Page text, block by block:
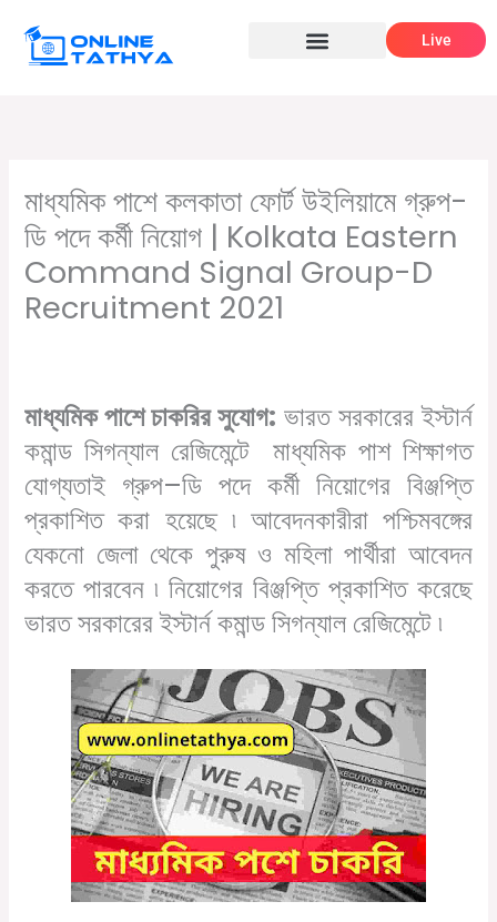
Live
মাধ্যমিক পাশে কলকাতা ফোর্ট উইলিয়ামে গ্রুপ-
ডি পদে কর্মী নিয়োগ | Kolkata Eastern
Command Signal Group-D
Recruitment 2021
মাধ্যমিক পাশে চাকরির সুযোগ: ভারত সরকারের ইস্টার্ন
কমান্ড সিগন্যাল রেজিমেন্টে মাধ্যমিক পাশ শিক্ষাগত
যোগ্যতাই গ্রুপ–ডি পদে কর্মী নিয়োগের বিঞ্জপ্তি
প্রকাশিত করা হয়েছে ৷ আবেদনকারীরা পশ্চিমবঙ্গের
যেকনো জেলা থেকে পুরুষ ও মহিলা পার্থীরা আবেদন
করতে পারবেন ৷ নিয়োগের বিঞ্জপ্তি প্রকাশিত করেছে
ভারত সরকারের ইস্টার্ন কমান্ড সিগন্যাল রেজিমেন্টে৷